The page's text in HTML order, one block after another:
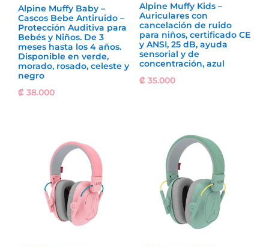
Alpine Muffy Baby –
Cascos Bebe Antiruido –
Protección Auditiva para
Bebés y Niños. De 3
meses hasta los 4 años.
Disponible en verde,
morado, rosado, celeste y
negro
₡ 38.000
Alpine Muffy Kids –
Auriculares con
cancelación de ruido
para niños, certificado CE
y ANSI, 25 dB, ayuda
sensorial y de
concentración, azul
₡35.000